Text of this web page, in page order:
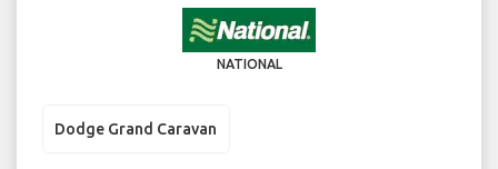
NATIONAL
Dodge Grand Caravan